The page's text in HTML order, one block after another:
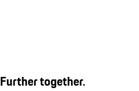
Further together.